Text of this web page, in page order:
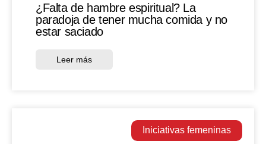
¿Falta de hambre espiritual? La
paradoja de tener mucha comida y no
estar saciado
Leer más
Iniciativas femeninas